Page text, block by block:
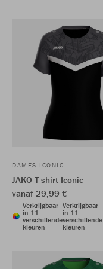
DAMES ICONIC
JAKO T-shirt Iconic
vanaf 29,99 €
Verkrijgbaar
in 11
verschillende
kleuren
Verkrijgbaar
in 11
verschillende
kleuren